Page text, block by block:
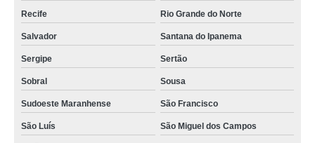
equipamentos para suco preço Jardim Ana Rosa
valor de equipamentos de sucos Francisco Morato
equipamento de laticínios preço Aracaju
valor de equipamentos de laticínio Passo Fundo
maquinário para fábrica bebidas preço Vila Curuçá
valor de maquinário para laticínio Rio Grande do Norte
Recife Rio Grande do Norte
Salvador Santana do Ipanema
Sergipe Sertão
Sobral Sousa
Sudoeste Maranhense São Francisco
São Luís São Miguel dos Campos